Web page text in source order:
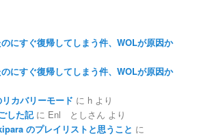
にすぐ復帰してしまう件、WOLが原因か
にすぐ復帰してしまう件、WOLが原因か
カバリーモード に h より
した記に Enl としさん より
のプレイリストと思うこと に